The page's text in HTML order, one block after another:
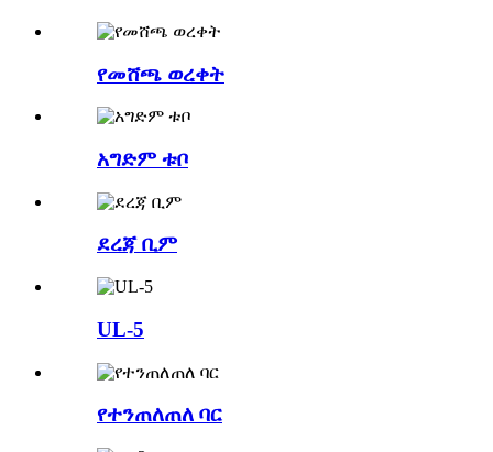
የመሸጫ ወረቀት
አግድም ቱቦ
ደረጃ ቢም
UL-5
የተንጠለጠለ ባር